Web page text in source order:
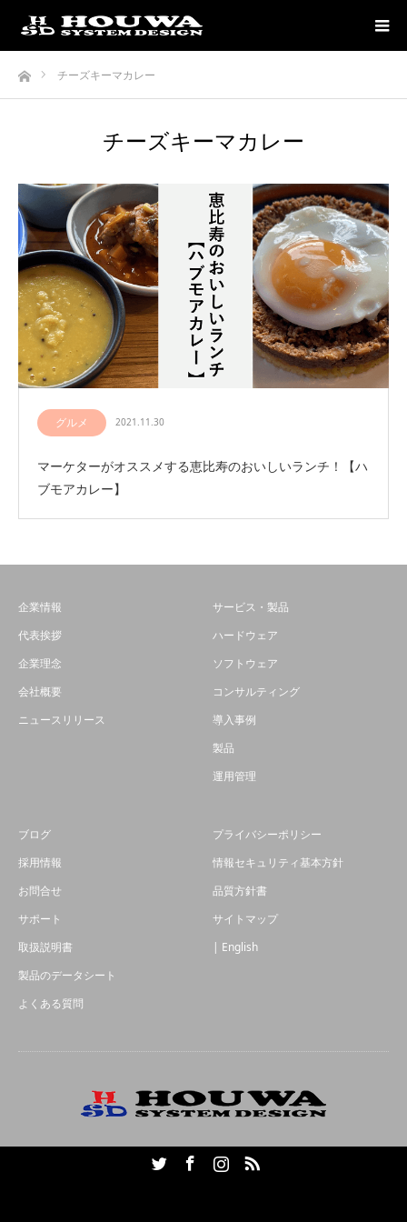
ホームチーズキーマカレー
チーズキーマカレー
グルメ 2021.11.30
マーケターがオススメする恵比寿のおいしいランチ！【ハ
ブモアカレー】
企業情報
代表挨拶
企業理念
会社概要
ニュースリリース
サービス・製品
ハードウェア
ソフトウェア
コンサルティング
導入事例
製品
運用管理
ブログ
採用情報
お問合せ
サポート
取扱説明書
製品のデータシート
よくある質問
プライバシーポリシー
情報セキュリティ基本方針
品質方針書
サイトマップ
| English
TwitterFacebookInstagramRSS